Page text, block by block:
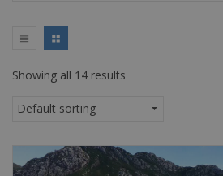
Showing all 14 results